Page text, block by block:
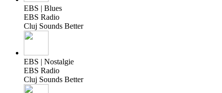
EBS | Blues
EBS Radio
Cluj Sounds Better
EBS | Nostalgie
EBS Radio
Cluj Sounds Better